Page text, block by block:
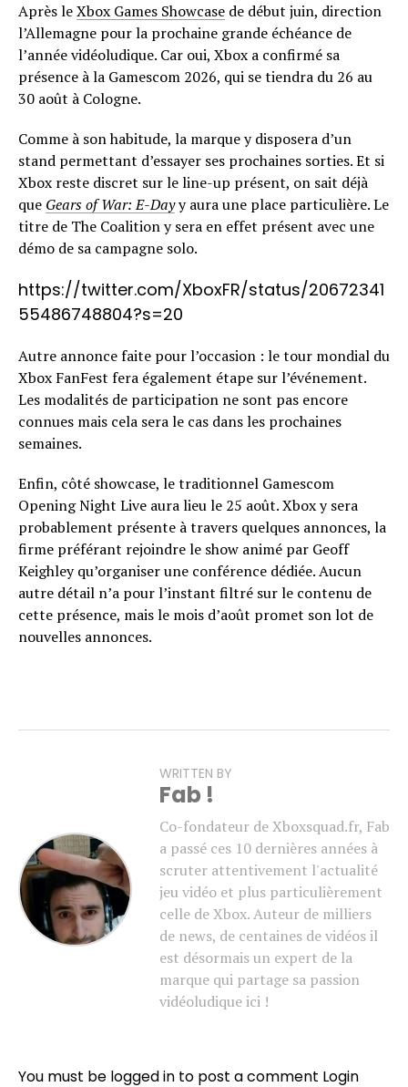
Après leXbox Games Showcase de début juin, direction
l’Allemagne pour la prochaine grande échéance de
l’année vidéoludique. Car oui, Xbox a confirmé sa
présence à la Gamescom 2026, qui se tiendra du 26 au
30 août à Cologne.
Comme à son habitude, la marque y disposera d’un
stand permettant d’essayer ses prochaines sorties. Et si
Xbox reste discret sur le line-up présent, on sait déjà
que Gears of War: E-Dayy aura une place particulière. Le
titre de The Coalition y sera en effet présent avec une
démo de sa campagne solo.
https://twitter.com/XboxFR/status/20672341
55486748804?s=20
Autre annonce faite pour l’occasion : le tour mondial du
Xbox FanFest fera également étape sur l’événement.
Les modalités de participation ne sont pas encore
connues mais cela sera le cas dans les prochaines
semaines.
Enfin, côté showcase, le traditionnel Gamescom
Opening Night Live aura lieu le 25 août. Xbox y sera
probablement présente à travers quelques annonces, la
firme préférant rejoindre le show animé par Geoff
Keighley qu’organiser une conférence dédiée. Aucun
autre détail n’a pour l’instant filtré sur le contenu de
cette présence, mais le mois d’août promet son lot de
nouvelles annonces.
WRITTEN BY
Fab !
Co-fondateur de Xboxsquad.fr, Fab
a passé ces 10 dernières années à
scruter attentivement l'actualité
jeu vidéo et plus particulièrement
celle de Xbox. Auteur de milliers
de news, de centaines de vidéos il
est désormais un expert de la
marque qui partage sa passion
vidéoludique ici !
You must be logged in to post a comment Login